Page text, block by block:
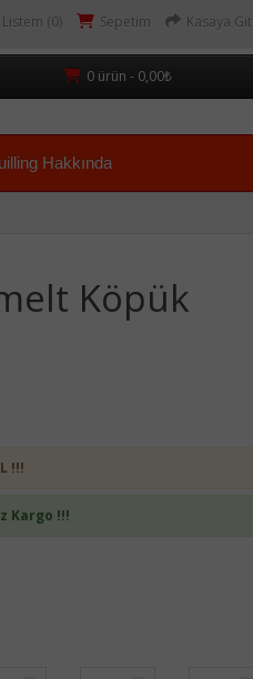
(0) Sepetim Kasaya Git
0 ürün - 0,00₺
Hakkında
Köpük
!!!
Kargo !!!